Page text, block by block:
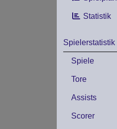
Statistik
Spielerstatistik
Spiele
Tore
Assists
Scorer